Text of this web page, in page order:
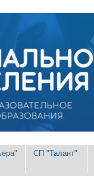
СП "Талант"